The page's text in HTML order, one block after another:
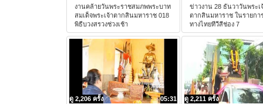
งานคล้ายวันพระราชสมภพพระบาท
สมเด็จพระเจ้าตากสินมหาราช 018
พิธีบวงสรวงช่วงเช้า
ข่าวงาน 28 ธันวาวันพระเ
ตากสินมหาราช ในรายกา
ทางไทยทีวีสีช่อง 7
05:31
ดู 2,206 ครั้ง
ดู 2,211 ครั้ง